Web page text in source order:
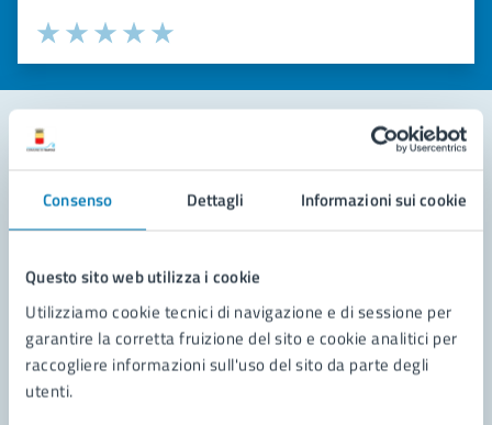
Consenso Dettagli Informazioni sui cookie
Questo sito web utilizza i cookie
Utilizziamo cookie tecnici di navigazione e di sessione per
garantire la corretta fruizione del sito e cookie analitici per
raccogliere informazioni sull'uso del sito da parte degli
utenti.
Valuta la chiarezza delle informazioni (da 1 a 5 stelle)
Seleziona il numero di stelle per valutare la chiarezza delle
Valuta 5 stelle su 5
Valuta 4 stelle su 5
Valuta 3 stelle su 5
Valuta 2 stelle su 5
Valuta 1 stelle su 5
Leggi le domande frequenti
Richiedi assistenza
Prenota appuntamento
Problemi in città